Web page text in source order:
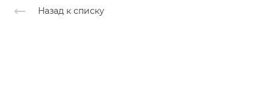
Назад к списку